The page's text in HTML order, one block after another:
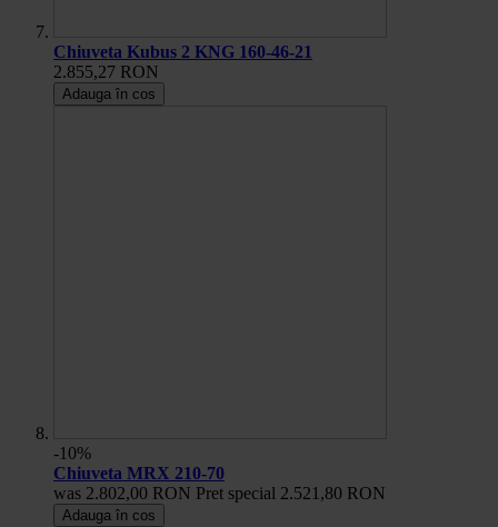
Chiuveta Kubus 2 KNG 160-46-21
2.855,27 RON
Adauga în cos
-10%
Chiuveta MRX 210-70
was 2.802,00 RON Pret special 2.521,80 RON
Adauga în cos